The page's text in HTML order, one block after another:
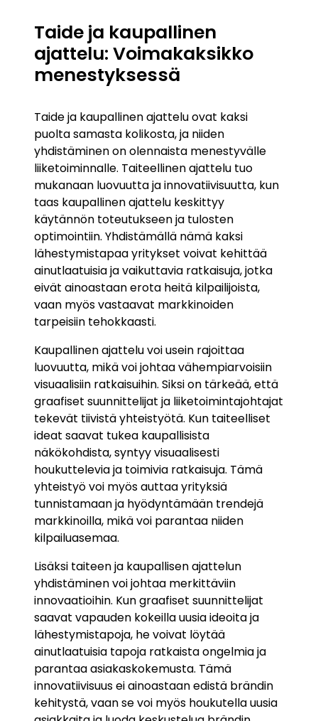
Taide ja kaupallinen
ajattelu: Voimakaksikko
menestyksessä
Taide ja kaupallinen ajattelu ovat kaksi
puolta samasta kolikosta, ja niiden
yhdistäminen on olennaista menestyvälle
liiketoiminnalle. Taiteellinen ajattelu tuo
mukanaan luovuutta ja innovatiivisuutta, kun
taas kaupallinen ajattelu keskittyy
käytännön toteutukseen ja tulosten
optimointiin. Yhdistämällä nämä kaksi
lähestymistapaa yritykset voivat kehittää
ainutlaatuisia ja vaikuttavia ratkaisuja, jotka
eivät ainoastaan erota heitä kilpailijoista,
vaan myös vastaavat markkinoiden
tarpeisiin tehokkaasti.
Kaupallinen ajattelu voi usein rajoittaa
luovuutta, mikä voi johtaa vähempiarvoisiin
visuaalisiin ratkaisuihin. Siksi on tärkeää, että
graafiset suunnittelijat ja liiketoimintajohtajat
tekevät tiivistä yhteistyötä. Kun taiteelliset
ideat saavat tukea kaupallisista
näkökohdista, syntyy visuaalisesti
houkuttelevia ja toimivia ratkaisuja. Tämä
yhteistyö voi myös auttaa yrityksiä
tunnistamaan ja hyödyntämään trendejä
markkinoilla, mikä voi parantaa niiden
kilpailuasemaa.
Lisäksi taiteen ja kaupallisen ajattelun
yhdistäminen voi johtaa merkittäviin
innovaatioihin. Kun graafiset suunnittelijat
saavat vapauden kokeilla uusia ideoita ja
lähestymistapoja, he voivat löytää
ainutlaatuisia tapoja ratkaista ongelmia ja
parantaa asiakaskokemusta. Tämä
innovatiivisuus ei ainoastaan edistä brändin
kehitystä, vaan se voi myös houkutella uusia